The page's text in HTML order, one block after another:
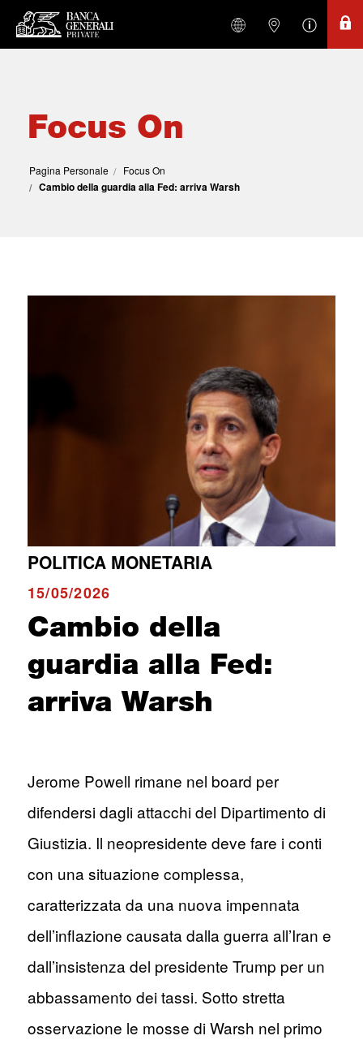
Focus On
Pagina Personale Focus On
Cambio della guardia alla Fed: arriva Warsh
POLITICA MONETARIA
15/05/2026
Cambio della
guardia alla Fed:
arriva Warsh
Jerome Powell rimane nel board per
difendersi dagli attacchi del Dipartimento di
Giustizia. Il neopresidente deve fare i conti
con una situazione complessa,
caratterizzata da una nuova impennata
dell’inflazione causata dalla guerra all’Iran e
dall’insistenza del presidente Trump per un
abbassamento dei tassi. Sotto stretta
osservazione le mosse di Warsh nel primo